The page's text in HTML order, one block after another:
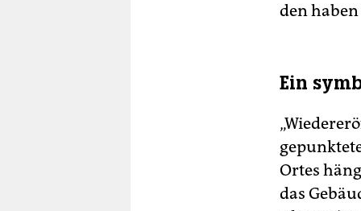
den
Ein
Ortes
das